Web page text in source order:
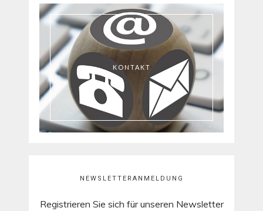
KONTAKT
NEWSLETTERANMELDUNG
Registrieren Sie sich für unseren Newsletter